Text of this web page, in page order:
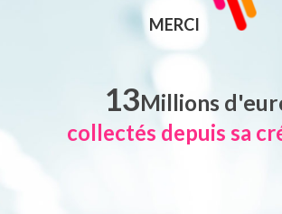
MERCI
13Millions
collectés depuis sa